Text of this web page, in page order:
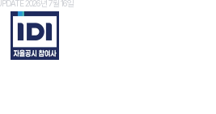
2026년 7월 16일